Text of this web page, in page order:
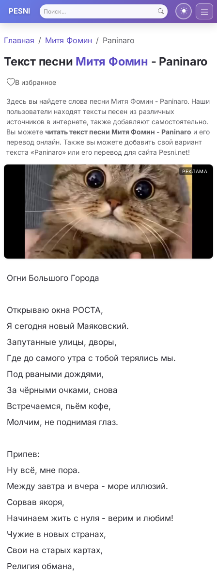
PESNI
Главная Митя Фомин Paninaro
Текст песни Митя Фомин - Paninaro
В избранное
Здесь вы найдете слова песни Митя Фомин - Paninaro. Наши
пользователи находят тексты песен из различных
источников в интернете, также добавляют самостоятельно.
Вы можете читать текст песни Митя Фомин - Paninaro и его
перевод онлайн. Также вы можете добавить свой вариант
текста «Paninaro» или его перевод для сайта Pesni.net!
РЕКЛАМА
Огни Большого Города
Открываю окна РОСТА,
Я сегодня новый Маяковский.
Запутанные улицы, дворы,
Где до самого утра с тобой терялись мы.
Под рваными дождями,
За чёрными очками, снова
Встречаемся, пьём кофе,
Молчим, не поднимая глаз.
Припев:
Ну всё, мне пора.
Между завтра и вчера - море иллюзий.
Сорвав якоря,
Начинаем жить с нуля - верим и любим!
Чужие в новых странах,
Свои на старых картах,
Религия обмана,